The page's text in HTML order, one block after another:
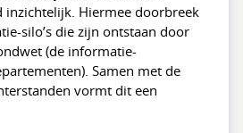
inzichtelijk. Hiermee doorbreek
silo’s die zijn ontstaan door
(de informatie-
Samen met de
vormt dit een